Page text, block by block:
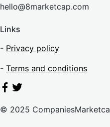
hello@8marketcap.com
Links
- Privacy policy
- Terms and conditions
© 2025